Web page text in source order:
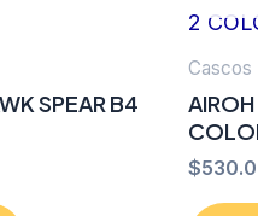
SPEAR B4
Cascos
$